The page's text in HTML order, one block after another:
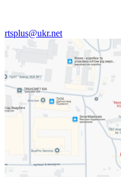
rtsplus@ukr.net